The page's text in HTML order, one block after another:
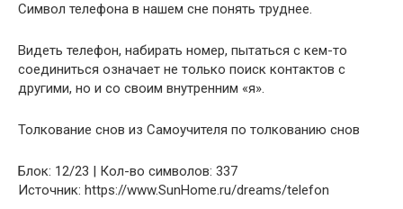
Символ телефона в нашем сне понять труднее.
Видеть телефон, набирать номер, пытаться с кем-то
соединиться означает не только поиск контактов с
другими, но и со своим внутренним «я».
Толкование снов из Самоучителя по толкованию снов
Блок: 12/23 | Кол-во символов: 337
Источник: https://www.SunHome.ru/dreams/telefon